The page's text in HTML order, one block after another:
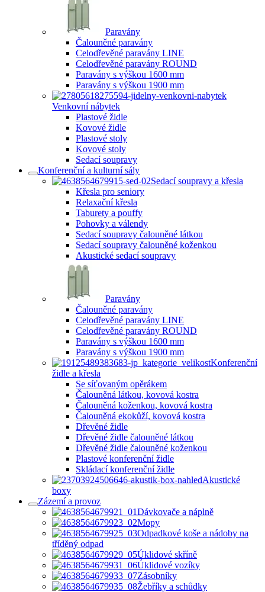
Paravány
Čalouněné paravány
Celodřevěné paravány LINE
Celodřevěné paravány ROUND
Paravány s výškou 1600 mm
Paravány s výškou 1900 mm
Venkovní nábytek
Plastové židle
Kovové židle
Plastové stoly
Kovové stoly
Sedací soupravy
Konferenční a kulturní sály
Sedací soupravy a křesla
Křesla pro seniory
Relaxační křesla
Taburety a pouffy
Pohovky a válendy
Sedací soupravy čalouněné látkou
Sedací soupravy čalouněné koženkou
Akustické sedací soupravy
Paravány
Čalouněné paravány
Celodřevěné paravány LINE
Celodřevěné paravány ROUND
Paravány s výškou 1600 mm
Paravány s výškou 1900 mm
Konferenční
židle a křesla
Se síťovaným opěrákem
Čalouněná látkou, kovová kostra
Čalouněná koženkou, kovová kostra
Čalouněná ekokůží, kovová kostra
Dřevěné židle
Dřevěné židle čalouněné látkou
Dřevěné židle čalouněné koženkou
Plastové konferenční židle
Skládací konferenční židle
Akustické
boxy
Zázemí a provoz
Dávkovače a náplně
Mopy
Odpadkové koše a nádoby na
tříděný odpad
Úklidové skříně
Úklidové vozíky
Zásobníky
Žebříky a schůdky